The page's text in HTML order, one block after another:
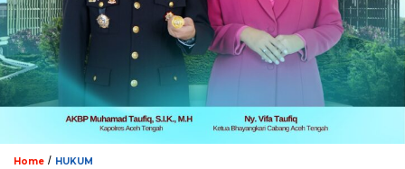
Home / HUKUM